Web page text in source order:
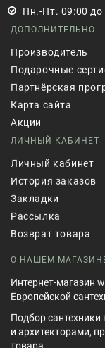
Пн.-Пт. 09:00 до
ДОПОЛНИТЕЛЬНО
Производитель
Подарочные
Партнёрская
Карта сайта
Акции
ЛИЧНЫЙ КАБИНЕТ
Личный кабинет
История заказов
Закладки
Рассылка
Возврат товара
О НАШЕМ
Интернет-магазин
Европейской
Подбор
и архитекторами,